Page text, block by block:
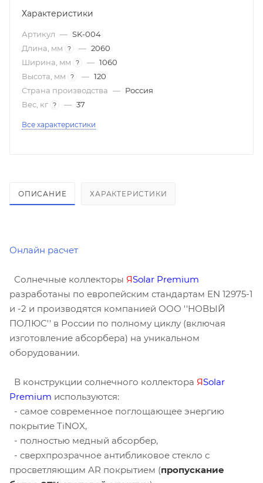
Характеристики
Артикул — SK-004
Длина, мм
? — 2060
Ширина, мм
? — 1060
Высота, мм
? — 120
Страна производства — Россия
Вес, кг ? — 37
Все характеристики
ОПИСАНИЕ ХАРАКТЕРИСТИКИ
Онлайн расчет
Солнечные коллекторы ЯSolar Premium
разработаны по европейским стандартам EN 12975-1
и -2 и производятся компанией ООО ''НОВЫЙ
ПОЛЮС'' в России по полному циклу (включая
изготовление абсорбера) на уникальном
оборудовании.
В конструкции солнечного коллектора ЯSolar
Premium используются:
- самое современное поглощающее энергию
покрытие TiNOX,
- полностью медный абсорбер,
- сверхпрозрачное антибликовое стекло с
просветляющим AR покрытием (пропускание